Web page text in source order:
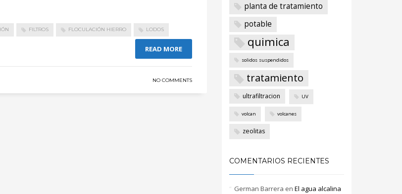
FILTROS FLOCULACIÓN HIERRO LODOS
READ MORE
NO COMMENTS
planta de tratamiento
potable
quimica
solidos suspendidos
tratamiento
ultrafiltracion UV
volcan volcanes
zeolitas
COMENTARIOS RECIENTES
German Barrera en El agua alcalina